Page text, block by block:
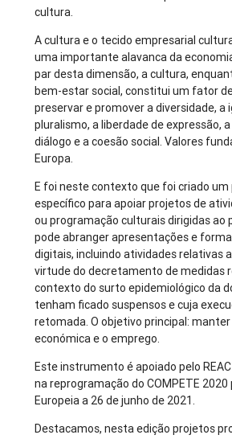
cultura.
A cultura e o tecido empresarial
uma importante alavanca da
par desta dimensão, a cultura,
bem-estar social, constitui um fator
preservar e promover a diversidade, a
pluralismo, a liberdade de expressão,
diálogo e a coesão social. Valores
Europa.
E foi neste contexto que foi criado
específico para apoiar projetos de
ou programação culturais dirigidas ao
pode abranger apresentações e
digitais, incluindo atividades relativas
virtude do decretamento de medidas
contexto do surto epidemiológico da
tenham ficado suspensos e cuja
retomada. O objetivo principal:
económica e o emprego.
Este instrumento é apoiado pelo
na reprogramação do COMPETE 2020
Europeia a 26 de junho de 2021.
Destacamos, nesta edição projetos